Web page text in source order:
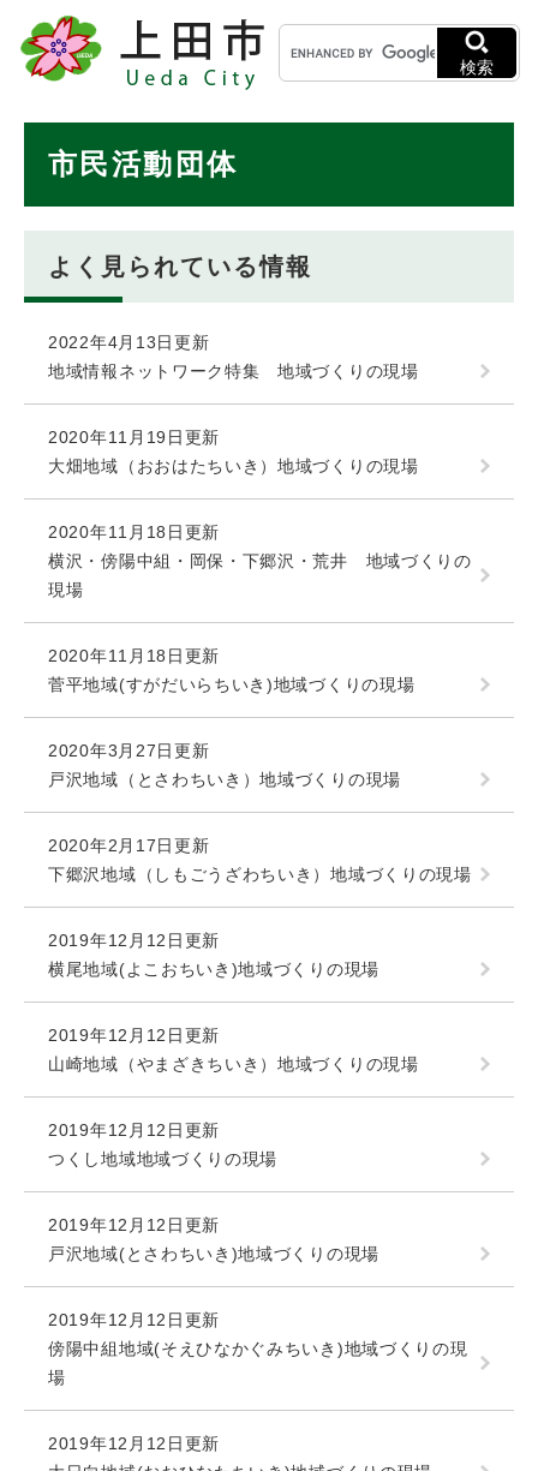
メニューを飛ばして本文へ
キ
ー
ワ
検索
市民活動団体
よく見られている情報
2022年4月13日更新
地域情報ネットワーク特集 地域づくりの現場
2020年11月19日更新
大畑地域（おおはたちいき）地域づくりの現場
2020年11月18日更新
横沢・傍陽中組・岡保・下郷沢・荒井 地域づくりの
現場
2020年11月18日更新
菅平地域(すがだいらちいき)地域づくりの現場
2020年3月27日更新
戸沢地域（とさわちいき）地域づくりの現場
2020年2月17日更新
下郷沢地域（しもごうざわちいき）地域づくりの現場
2019年12月12日更新
横尾地域(よこおちいき)地域づくりの現場
2019年12月12日更新
山崎地域（やまざきちいき）地域づくりの現場
2019年12月12日更新
つくし地域地域づくりの現場
2019年12月12日更新
戸沢地域(とさわちいき)地域づくりの現場
2019年12月12日更新
傍陽中組地域(そえひなかぐみちいき)地域づくりの現
場
2019年12月12日更新